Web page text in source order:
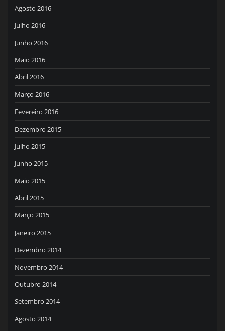
Agosto 2016
Julho 2016
Junho 2016
Maio 2016
Abril 2016
Março 2016
Fevereiro 2016
Dezembro 2015
Julho 2015
Junho 2015
Maio 2015
Abril 2015
Março 2015
Janeiro 2015
Dezembro 2014
Novembro 2014
Outubro 2014
Setembro 2014
Agosto 2014